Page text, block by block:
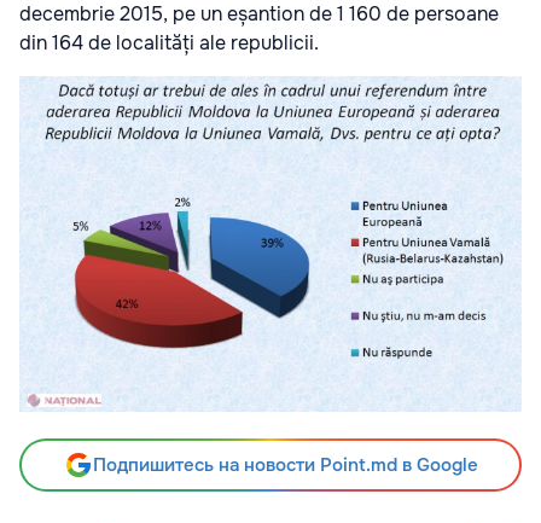
decembrie 2015, pe un eșantion de 1 160 de persoane
din 164 de localități ale republicii.
Подпишитесь на новости Point.md в Google